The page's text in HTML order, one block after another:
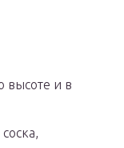
высоте и в